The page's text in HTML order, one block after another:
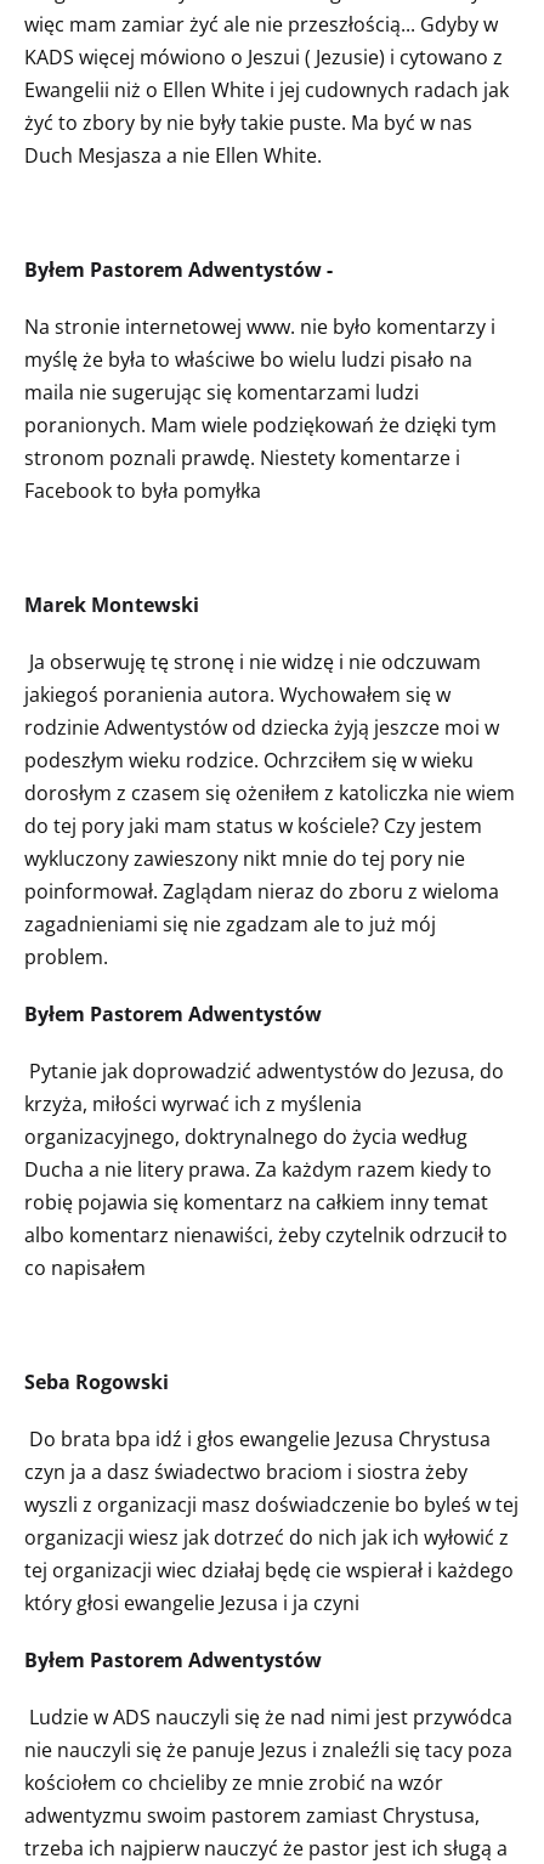
więc mam zamiar żyć ale nie przeszłością... Gdyby w
KADS więcej mówiono o Jeszui ( Jezusie) i cytowano z
Ewangelii niż o Ellen White i jej cudownych radach jak
żyć to zbory by nie były takie puste. Ma być w nas
Duch Mesjasza a nie Ellen White.
Byłem Pastorem Adwentystów-
Na stronie internetowej www. nie było komentarzy i
myślę że była to właściwe bo wielu ludzi pisało na
maila nie sugerując się komentarzami ludzi
poranionych. Mam wiele podziękowań że dzięki tym
stronom poznali prawdę. Niestety komentarze i
Facebook to była pomyłka
Marek Montewski
Ja obserwuję tę stronę i nie widzę i nie odczuwam
jakiegoś poranienia autora. Wychowałem się w
rodzinie Adwentystów od dziecka żyją jeszcze moi w
podeszłym wieku rodzice. Ochrzciłem się w wieku
dorosłym z czasem się ożeniłem z katoliczka nie wiem
do tej pory jaki mam status w kościele? Czy jestem
wykluczony zawieszony nikt mnie do tej pory nie
poinformował. Zaglądam nieraz do zboru z wieloma
zagadnieniami się nie zgadzam ale to już mój
problem.
Byłem Pastorem Adwentystów
Pytanie jak doprowadzić adwentystów do Jezusa, do
krzyża, miłości wyrwać ich z myślenia
organizacyjnego, doktrynalnego do życia według
Ducha a nie litery prawa. Za każdym razem kiedy to
robię pojawia się komentarz na całkiem inny temat
albo komentarz nienawiści, żeby czytelnik odrzucił to
co napisałem
Seba Rogowski
Do brata bpa idź i głos ewangelie Jezusa Chrystusa
czyn ja a dasz świadectwo braciom i siostra żeby
wyszli z organizacji masz doświadczenie bo byleś w tej
organizacji wiesz jak dotrzeć do nich jak ich wyłowić z
tej organizacji wiec działaj będę cie wspierał i każdego
który głosi ewangelie Jezusa i ja czyni
Byłem Pastorem Adwentystów
Ludzie w ADS nauczyli się że nad nimi jest przywódca
nie nauczyli się że panuje Jezus i znaleźli się tacy poza
kościołem co chcieliby ze mnie zrobić na wzór
adwentyzmu swoim pastorem zamiast Chrystusa,
trzeba ich najpierw nauczyć że pastor jest ich sługą a